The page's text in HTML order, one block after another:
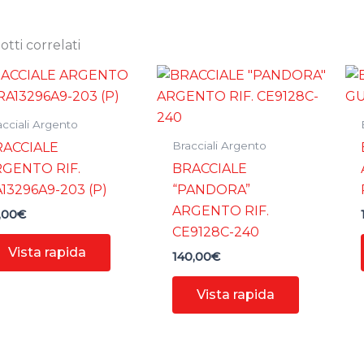
correlati
Argento
RIF.
203 (P)
€
Vista rapida
Bracciali Argento
BRACCIALE
“PANDORA”
ARGENTO RIF.
CE9128C-240
140,00€
Vista rapida